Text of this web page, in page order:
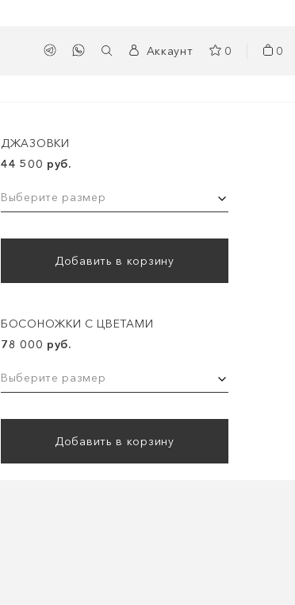
Аккаунт 0 0
ДЖАЗОВКИ
44 500 руб.
Выберите размер
Добавить в корзину
БОСОНОЖКИ С ЦВЕТАМИ
78 000 руб.
Выберите размер
Добавить в корзину